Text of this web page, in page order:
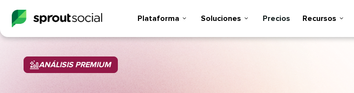
Plataforma​​ Soluciones​​ Precios​​ Recursos​​
ANÁLISIS PREMIUM​​